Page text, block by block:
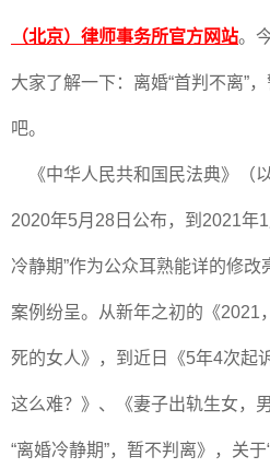
（北京）律师事务所官方网站。
大家了解一下：离婚“首判不离”
吧。
《中华人民共和国民法典》（
2020年5月28日公布，到2021年
冷静期”作为公众耳熟能详的修
案例纷呈。从新年之初的《2021
死的女人》，到近日《5年4次起
这么难？》、《妻子出轨生女，
“离婚冷静期”，暂不判离》，关